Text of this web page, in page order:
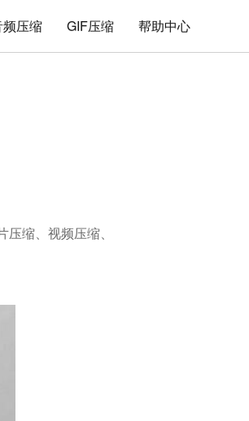
频压缩 GIF压缩 帮助中心
缩、视频压缩、